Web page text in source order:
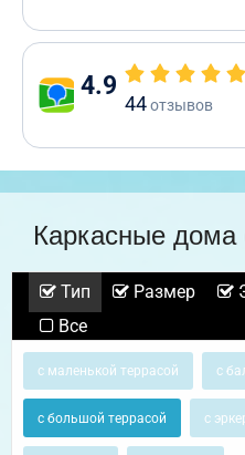
4.9
44отзывов
Каркасные
Тип Размер
Все
с маленькой террасой с
с большой террасой с